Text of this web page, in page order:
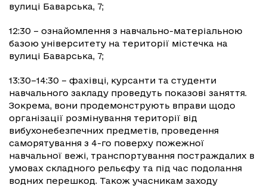
вулиці Баварська, 7;
12:30 – ознайомлення з навчально-матеріальною
базою університету на території містечка на
вулиці Баварська, 7;
13:30–14:30 – фахівці, курсанти та студенти
навчального закладу проведуть показові заняття.
Зокрема, вони продемонструють вправи щодо
організації розмінування території від
вибухонебезпечних предметів, проведення
саморятування з 4-го поверху пожежної
навчальної вежі, транспортування постраждалих в
умовах складного рельєфу та під час подолання
водних перешкод. Також учасникам заходу